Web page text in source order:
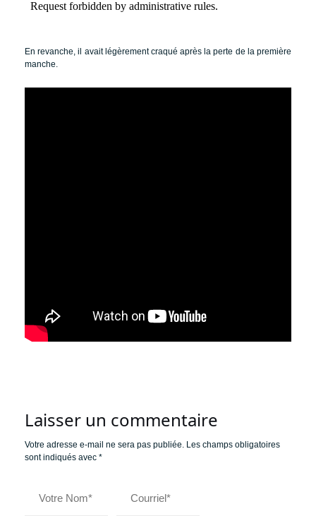
En revanche, il avait légèrement craqué après la perte de la première
manche.
Laisser un commentaire
Votre adresse e-mail ne sera pas publiée. Les champs obligatoires
sont indiqués avec *